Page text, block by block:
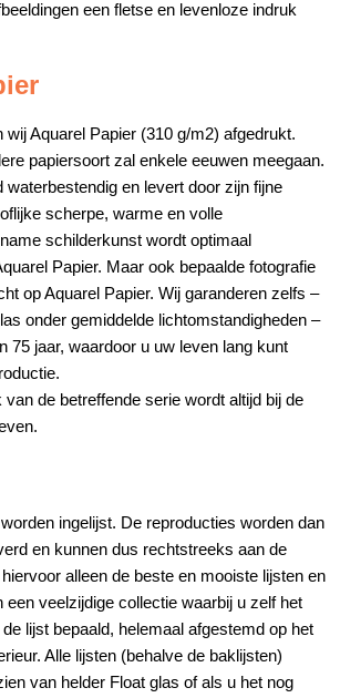
een fletse en levenloze indruk
wij Aquarel Papier (310 g/m2) afgedrukt.
papiersoort zal enkele eeuwen meegaan.
waterbestendig en levert door zijn fijne
scherpe, warme en volle
schilderkunst wordt optimaal
Papier. Maar ook bepaalde fotografie
op Aquarel Papier. Wij garanderen zelfs –
onder gemiddelde lichtomstandigheden –
75 jaar, waardoor u uw leven lang kunt
van de betreffende serie wordt altijd bij de
ingelijst. De reproducties worden dan
en kunnen dus rechtstreeks aan de
alleen de beste en mooiste lijsten en
een veelzijdige collectie waarbij u zelf het
lijst bepaald, helemaal afgestemd op het
Alle lijsten (behalve de baklijsten)
van helder Float glas of als u het nog